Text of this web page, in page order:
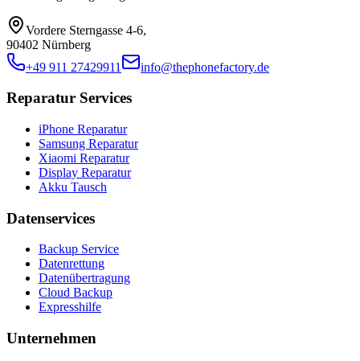
Vordere Sterngasse 4-6,
90402 Nürnberg
+49 911 27429911
info@thephonefactory.de
Reparatur Services
iPhone Reparatur
Samsung Reparatur
Xiaomi Reparatur
Display Reparatur
Akku Tausch
Datenservices
Backup Service
Datenrettung
Datenübertragung
Cloud Backup
Expresshilfe
Unternehmen